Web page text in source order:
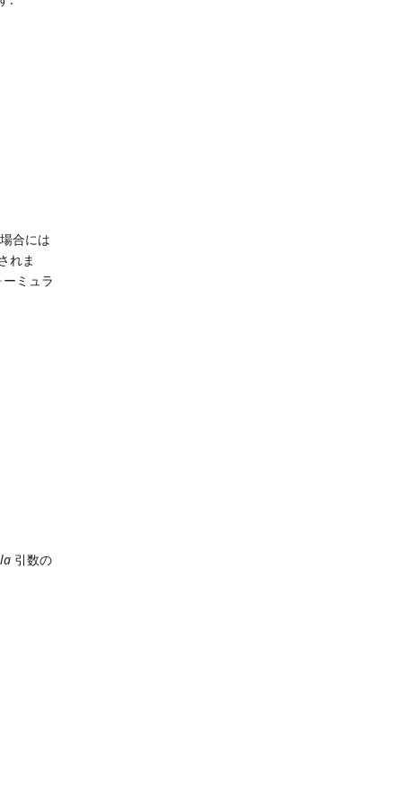
合には
れま
ミュラ
引数の